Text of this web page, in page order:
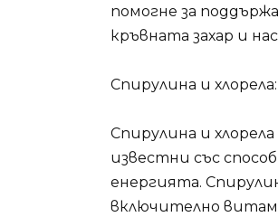
помогне за
кръвната захар и
Спирулина и
Спирулина и
известни със
енергията.
включително